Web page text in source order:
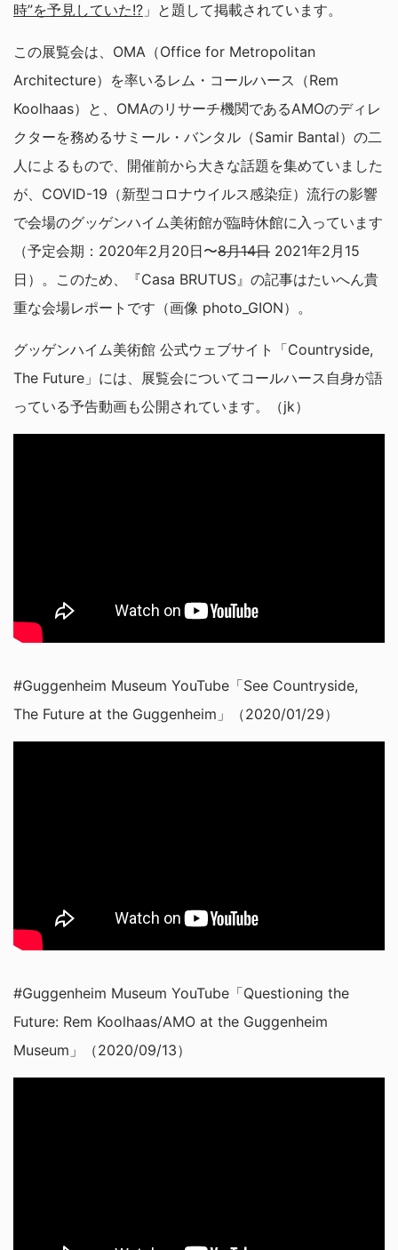
時”を予見していた!? 」と題して掲載されています。
この展覧会は、OMA（Office for Metropolitan
Architecture）を率いるレム・コールハース（Rem
Koolhaas）と、OMAのリサーチ機関であるAMOのディレ
クターを務めるサミール・バンタル（Samir Bantal）の二
人によるもので、開催前から大きな話題を集めていました
が、COVID-19（新型コロナウイルス感染症）流行の影響
で会場のグッゲンハイム美術館が臨時休館に入っています
（予定会期：2020年2月20日〜8月14日 2021年2月15
日）。このため、『Casa BRUTUS』の記事はたいへん貴
重な会場レポートです（画像 photo_GION）。
グッゲンハイム美術館 公式ウェブサイト「Countryside,
The Future」には、展覧会についてコールハース自身が語
っている予告動画も公開されています。（jk）
#Guggenheim Museum YouTube「See Countryside,
The Future at the Guggenheim」（2020/01/29）
#Guggenheim Museum YouTube「Questioning the
Future: Rem Koolhaas/AMO at the Guggenheim
Museum」（2020/09/13）